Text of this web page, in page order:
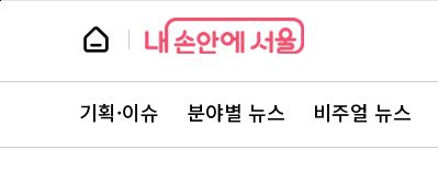
본
뉴
스
뉴
스
주
서
기획·이슈 분야별 뉴스 비주얼 뉴스
페